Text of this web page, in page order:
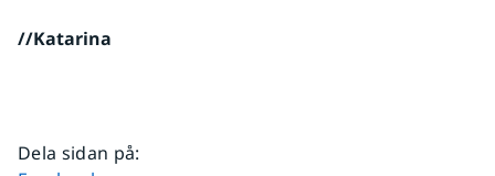
//Katarina
Dela sidan på: